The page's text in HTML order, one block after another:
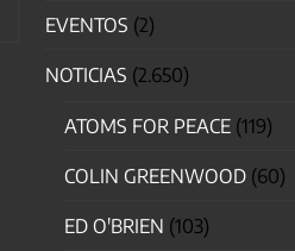
EVENTOS (2)
NOTICIAS (2.650)
ATOMS FOR PEACE (119)
COLIN GREENWOOD (60)
ED O'BRIEN (103)